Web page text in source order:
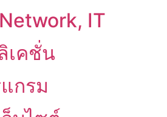
IT
เคชั่น
กรม